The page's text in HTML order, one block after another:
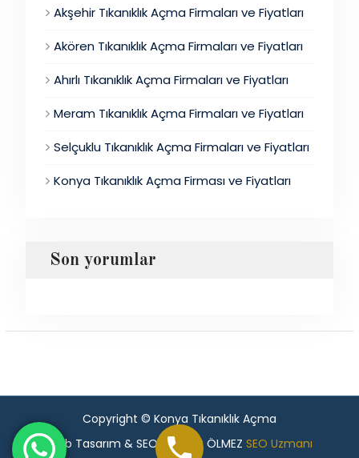
Akşehir Tıkanıklık Açma Firmaları ve Fiyatları
Akören Tıkanıklık Açma Firmaları ve Fiyatları
Ahırlı Tıkanıklık Açma Firmaları ve Fiyatları
Meram Tıkanıklık Açma Firmaları ve Fiyatları
Selçuklu Tıkanıklık Açma Firmaları ve Fiyatları
Konya Tıkanıklık Açma Firması ve Fiyatları
Son yorumlar
Copyright © Konya Tıkanıklık Açma
Web Tasarım & SEO - Murat ÖLMEZ SEO Uzmanı